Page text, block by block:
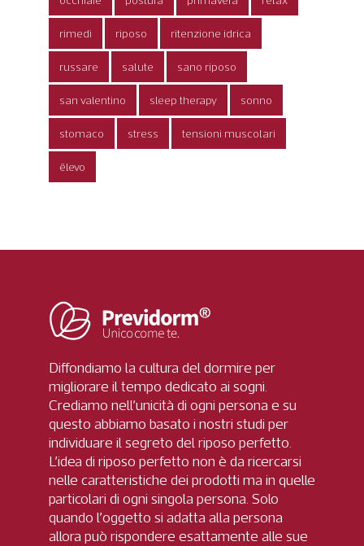
rimedi riposo ritenzione idrica
russare salute sano riposo
san valentino sleep therapy sonno
stomaco stress tensioni muscolari
ēlevo
Diffondiamo la cultura del dormire per
migliorare il tempo dedicato ai sogni.
Crediamo nell’unicità di ogni persona e su
questo abbiamo basato i nostri studi per
individuare il segreto del riposo perfetto.
L’idea di riposo perfetto non è da ricercarsi
nelle caratteristiche dei prodotti ma in quelle
particolari di ogni singola persona. Solo
quando l’oggetto si adatta alla persona
allora può rispondere esattamente alle sue